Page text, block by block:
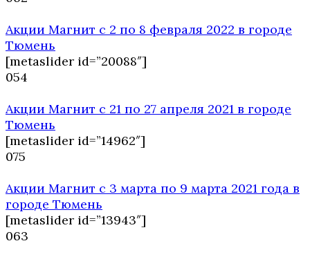
Акции Магнит с 2 по 8 февраля 2022 в городе
Тюмень
[metaslider id=”20088″]
054
Акции Магнит с 21 по 27 апреля 2021 в городе
Тюмень
[metaslider id=”14962″]
075
Акции Магнит с 3 марта по 9 марта 2021 года в
городе Тюмень
[metaslider id=”13943″]
063